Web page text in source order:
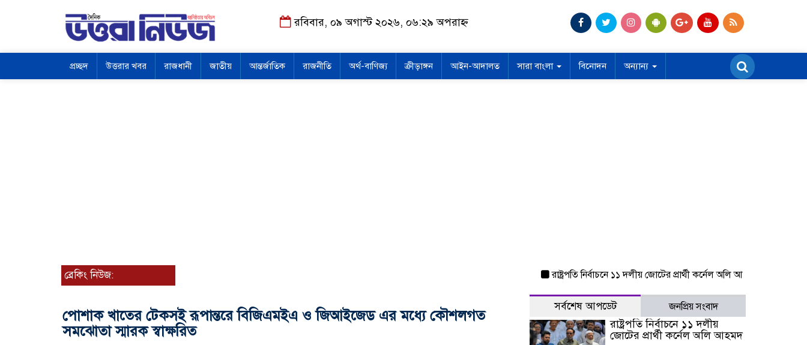
রবিবার, ০৯ অগাস্ট ২০২৬, ০৬:২৯ অপরাহ্ন
প্রচ্ছদ উত্তরার খবর রাজধানী জাতীয় আন্তর্জাতিক রাজনীতি অর্থ-বাণিজ্য ক্রীড়াঙ্গন আইন-আদালত সারা বাংলা বিনোদন অন্যান্য
ব্রেকিং নিউজ: রাষ্ট্রপতি নির্বাচনে ১১ দলীয় জোটের প্রার্থী কর্নেল অলি আহমদ
পোশাক খাতের টেকসই রূপান্তরে বিজিএমইএ ও জিআইজেড এর মধ্যে কৌশলগত
সমঝোতা স্মারক স্বাক্ষরিত
সর্বশেষ আপডেট জনপ্রিয় সংবাদ
রাষ্ট্রপতি নির্বাচনে ১১ দলীয়
জোটের প্রার্থী কর্নেল অলি আহমদ